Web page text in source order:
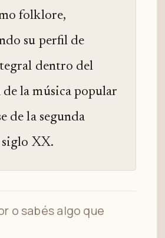
folklore,
su perfil de
dentro del
de la música popular
de la segunda
XX.
o sabés algo que